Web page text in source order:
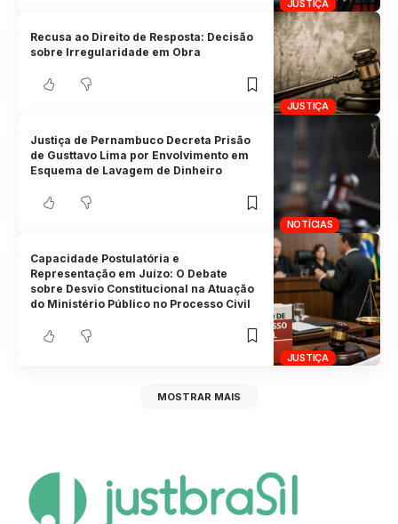
JUSTIÇA
JUSTIÇA
Recusa ao Direito de Resposta: Decisão
sobre Irregularidade em Obra
NOTÍCIAS
Justiça de Pernambuco Decreta Prisão
de Gusttavo Lima por Envolvimento em
Esquema de Lavagem de Dinheiro
JUSTIÇA
Capacidade Postulatória e
Representação em Juízo: O Debate
sobre Desvio Constitucional na Atuação
do Ministério Público no Processo Civil
MOSTRAR MAIS